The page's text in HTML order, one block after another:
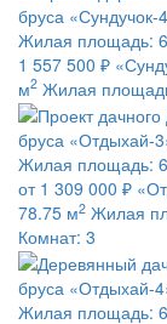
бруса «Сундучок-
Жилая площадь:
1 557 500 ₽
м2 Жилая
бруса «Отдыхай-
Жилая площадь:
от 1 309 000 ₽
78.75 м2 Жилая
Комнат: 3
бруса «Отдыхай-
Жилая площадь: